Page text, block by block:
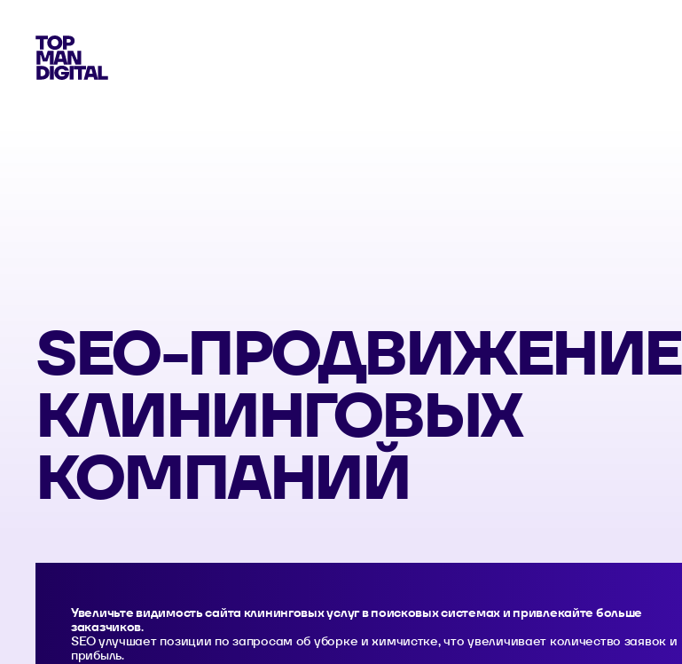
SEO-ПРОДВИЖЕНИЕ
КЛИНИНГОВЫХ
КОМПАНИЙ
Увеличьте видимость сайта клининговых услуг в поисковых системах и привлекайте больше
заказчиков.
SEO улучшает позиции по запросам об уборке и химчистке, что увеличивает количество заявок и
прибыль.